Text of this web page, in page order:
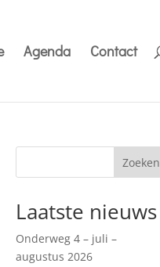
Agenda Contact
Zoeken
Laatste nieuws
Onderweg 4 – juli –
augustus 2026